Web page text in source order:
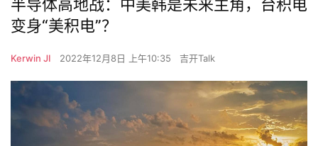
半导体高地战：中美韩是未来主角，台积电
变身“美积电”？
Kerwin JI 2022年12月8日 上午10:35 吉开Talk